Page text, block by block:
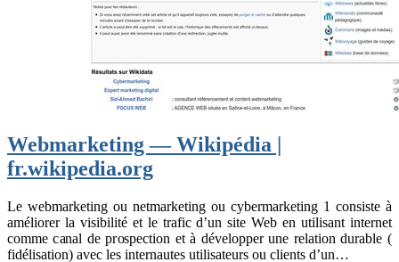
Webmarketing — Wikipédia |
fr.wikipedia.org
Le webmarketing ou netmarketing ou cybermarketing 1 consiste à
améliorer la visibilité et le trafic d’un site Web en utilisant internet
comme canal de prospection et à développer une relation durable (
fidélisation) avec les internautes utilisateurs ou clients d’un…